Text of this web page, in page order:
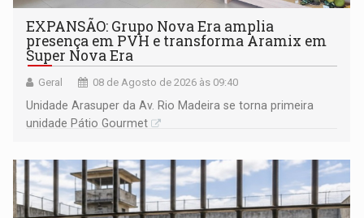
EXPANSÃO: Grupo Nova Era amplia
presença em PVH e transforma Aramix em
Super Nova Era
Geral 08 de Agosto de 2026 às 09:40
Unidade Arasuper da Av. Rio Madeira se torna primeira
unidade Pátio Gourmet